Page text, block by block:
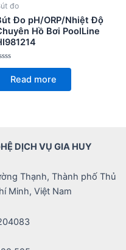
đo
Đo pH/ORP/Nhiệt Độ
Hồ Bơi PoolLine
Read more
DỊCH VỤ GIA HUY
Thạnh, Thành phố Thủ
Minh, Việt Nam